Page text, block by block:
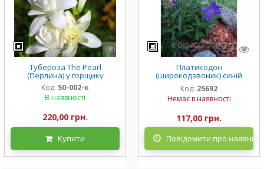
Тубероза The Pearl
(Перлина) у горщику
Код: 50-002-к
В наявності
220,00 грн.
Купити
Платикодон
(широкодзвоник) синій
низькорослий Mariesii у
горщику
Код: 25692
Немає в наявності
117,00 грн.
Повідомити про